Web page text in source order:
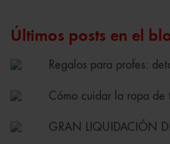
Últimos posts en el
Regalos para profes:
Cómo cuidar la ropa de
GRAN LIQUIDACIÓN